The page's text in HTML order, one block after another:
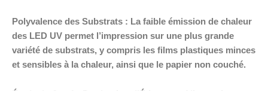
Polyvalence des Substrats : La faible émission de chaleur
des LED UV permet l’impression sur une plus grande
variété de substrats, y compris les films plastiques minces
et sensibles à la chaleur, ainsi que le papier non couché.